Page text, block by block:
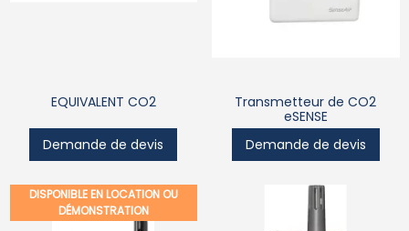
EQUIVALENT CO2
Demande de devis
Transmetteur de CO2
eSENSE
Demande de devis
DISPONIBLE EN LOCATION OU
DÉMONSTRATION